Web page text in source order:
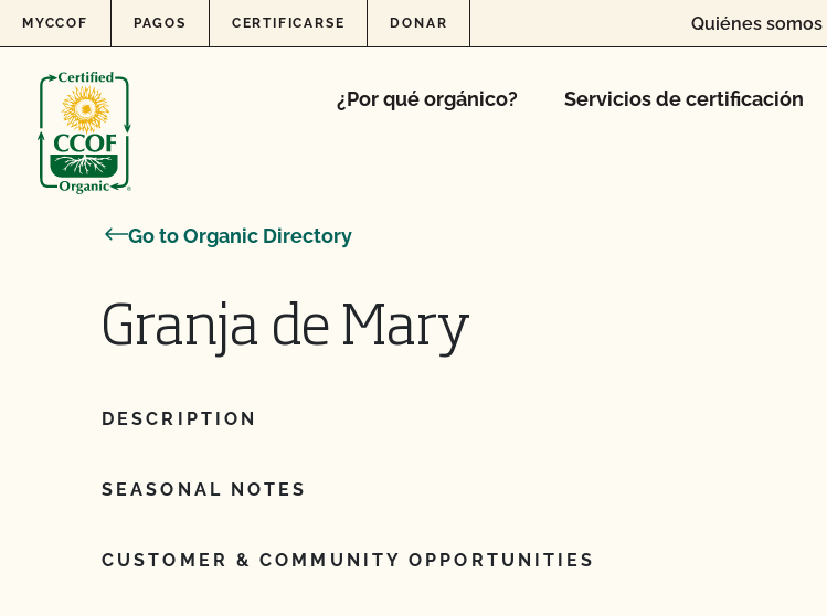
Skip to content
MYCCOF PAGOS CERTIFICARSE DONAR Quiénes somos
¿Por qué orgánico? Servicios de certificación
Go to Organic Directory
Granja de Mary
DESCRIPTION
SEASONAL NOTES
CUSTOMER & COMMUNITY OPPORTUNITIES